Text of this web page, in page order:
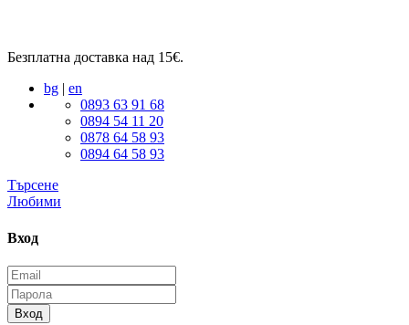
Безплатна доставка над 15€.
bg | en
0893 63 91 68
0894 54 11 20
0878 64 58 93
0894 64 58 93
Търсене
Любими
Вход
Вход